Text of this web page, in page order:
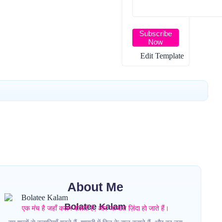
Subscribe
Now
Edit Template
About Me
Bolatee Kalam
एक मंच है जहाँ कलम बोलती है, और जज़्बात ज़िंदा हो जाते हैं।